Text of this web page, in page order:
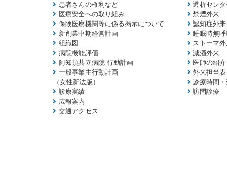
患者さんの権利など
医療安全への取り組み
保険医療機関等に係る掲示について
新創業中期経営計画
組織図
病院機能評価
阿知須共立病院 行動計画
一般事業主行動計画
（女性新法版）
診療実績
広報案内
交通アクセス
透析センタ
禁煙外来
認知症外来
睡眠時無
ストーマ
減酒外来
医師の紹介
外来担当表
診療時間
訪問診療